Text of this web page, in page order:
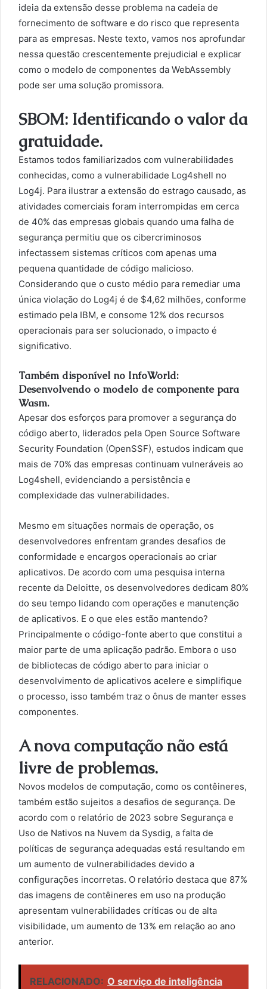
ideia da extensão desse problema na cadeia de
fornecimento de software e do risco que representa
para as empresas. Neste texto, vamos nos aprofundar
nessa questão crescentemente prejudicial e explicar
como o modelo de componentes da WebAssembly
pode ser uma solução promissora.
SBOM: Identificando o valor da
gratuidade.
Estamos todos familiarizados com vulnerabilidades
conhecidas, como a vulnerabilidade Log4shell no
Log4j. Para ilustrar a extensão do estrago causado, as
atividades comerciais foram interrompidas em cerca
de 40% das empresas globais quando uma falha de
segurança permitiu que os cibercriminosos
infectassem sistemas críticos com apenas uma
pequena quantidade de código malicioso.
Considerando que o custo médio para remediar uma
única violação do Log4j é de $4,62 milhões, conforme
estimado pela IBM, e consome 12% dos recursos
operacionais para ser solucionado, o impacto é
significativo.
Também disponível no InfoWorld:
Desenvolvendo o modelo de componente para
Wasm.
Apesar dos esforços para promover a segurança do
código aberto, liderados pela Open Source Software
Security Foundation (OpenSSF), estudos indicam que
mais de 70% das empresas continuam vulneráveis ao
Log4shell, evidenciando a persistência e
complexidade das vulnerabilidades.
Mesmo em situações normais de operação, os
desenvolvedores enfrentam grandes desafios de
conformidade e encargos operacionais ao criar
aplicativos. De acordo com uma pesquisa interna
recente da Deloitte, os desenvolvedores dedicam 80%
do seu tempo lidando com operações e manutenção
de aplicativos. E o que eles estão mantendo?
Principalmente o código-fonte aberto que constitui a
maior parte de uma aplicação padrão. Embora o uso
de bibliotecas de código aberto para iniciar o
desenvolvimento de aplicativos acelere e simplifique
o processo, isso também traz o ônus de manter esses
componentes.
A nova computação não está
livre de problemas.
Novos modelos de computação, como os contêineres,
também estão sujeitos a desafios de segurança. De
acordo com o relatório de 2023 sobre Segurança e
Uso de Nativos na Nuvem da Sysdig, a falta de
políticas de segurança adequadas está resultando em
um aumento de vulnerabilidades devido a
configurações incorretas. O relatório destaca que 87%
das imagens de contêineres em uso na produção
apresentam vulnerabilidades críticas ou de alta
visibilidade, um aumento de 13% em relação ao ano
anterior.
RELACIONADO: O serviço de inteligência